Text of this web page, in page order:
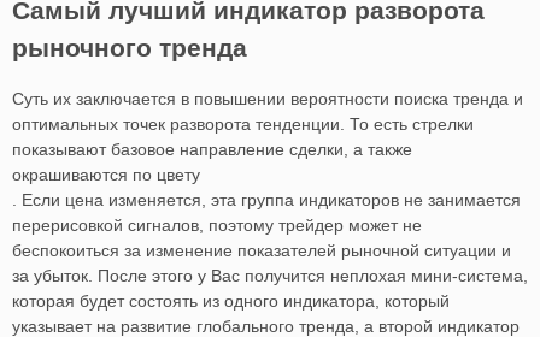
Самый лучший индикатор разворота
рыночного тренда
Суть их заключается в повышении вероятности поиска тренда и
оптимальных точек разворота тенденции. То есть стрелки
показывают базовое направление сделки, а также
окрашиваются по цвету
. Если цена изменяется, эта группа индикаторов не занимается
перерисовкой сигналов, поэтому трейдер может не
беспокоиться за изменение показателей рыночной ситуации и
за убыток. После этого у Вас получится неплохая мини-система,
которая будет состоять из одного индикатора, который
указывает на развитие глобального тренда, а второй индикатор